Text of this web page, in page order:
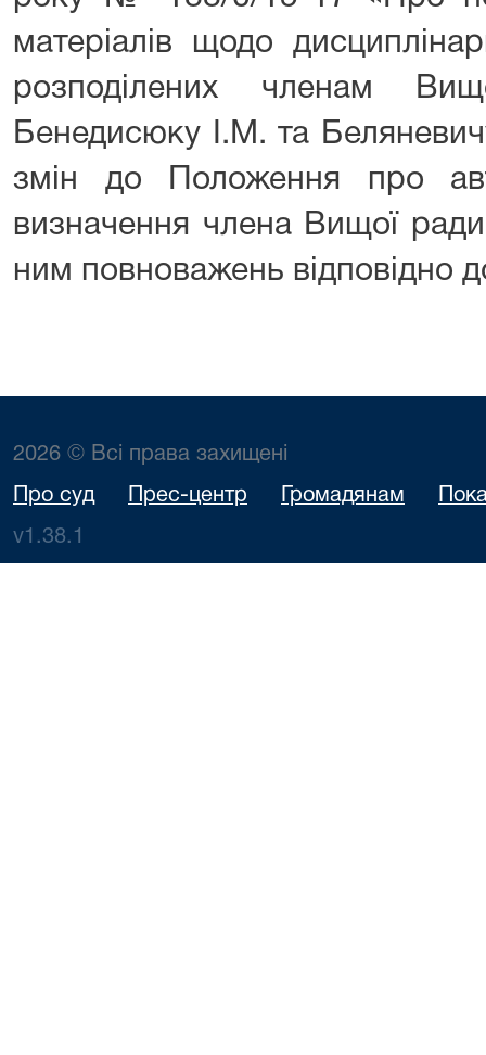
матеріалів щодо
розподілених членам
Бенедисюку І.М. та
змін до Положення про
визначення члена Вищої ради
ним повноважень відповідно
2026 © Всі права захищені
Про суд Прес-центр Громадянам
v1.38.1